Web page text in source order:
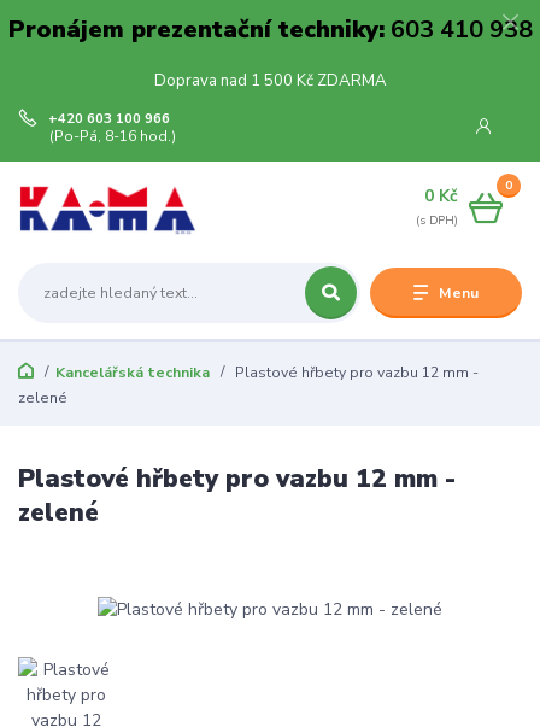
Pronájem prezentační techniky:603 410 938
Doprava nad 1 500 Kč ZDARMA
Menu
+420 603 100 966
(Po-Pá, 8-16 hod.)
0
0 Kč
Kancelářská technika
Plastové hřbety pro vazbu 12 mm -
zelené
Plastové hřbety pro vazbu 12 mm -
zelené